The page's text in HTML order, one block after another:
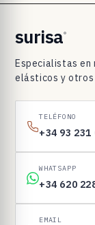
0
9
3
/
D
6
surisa®
Especialistas
elásticos y otros
TELÉFONO
+34 93 231
WHATSAPP
+34 620
EMAIL